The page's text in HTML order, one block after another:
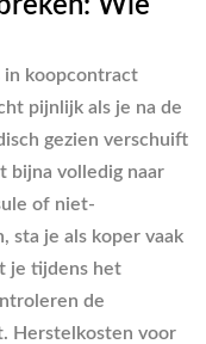
Wie
in koopcontract
pijnlijk als je na de
gezien verschuift
bijna volledig naar
of niet-
sta je als koper vaak
je tijdens het
de
Herstelkosten voor